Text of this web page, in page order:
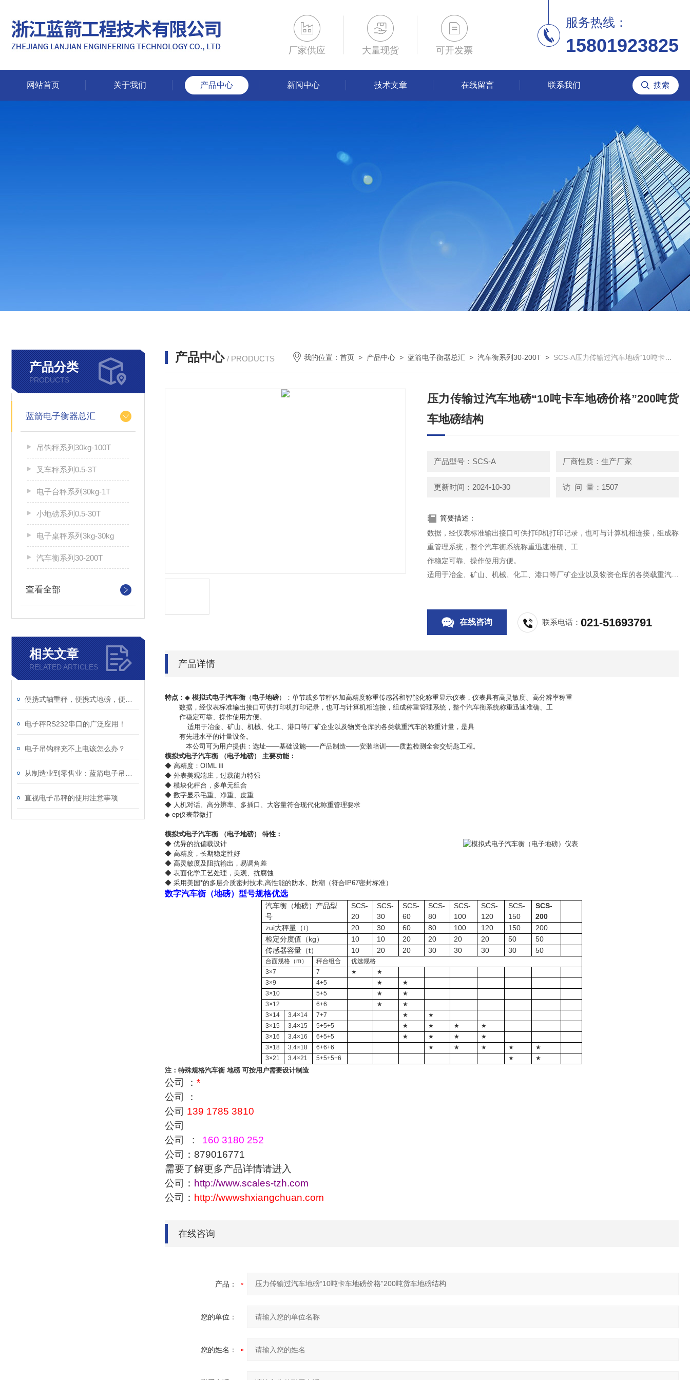
厂家供应 大量现货 可开发票
服务热线：
15801923825
网站首页 关于我们 产品中心 新闻中心 技术文章 在线留言 联系我们
产品分类
PRODUCTS
蓝箭电子衡器总汇
吊钩秤系列30kg-100T
叉车秤系列0.5-3T
电子台秤系列30kg-1T
小地磅系列0.5-30T
电子桌秤系列3kg-30kg
汽车衡系列30-200T
查看全部
相关文章
RELATED ARTICLES
电子秤RS232串口的广泛应用！
电子吊钩秤充不上电该怎么办？
直视电子吊秤的使用注意事项
产品中心 / PRODUCTS 我的位置：首页 > 产品中心 >蓝箭电子衡器总汇 >汽车衡系列30-200T > SCS-A压力传输过汽车地磅“10吨卡车地磅价格”200吨货车地磅结构
压力传输过汽车地磅“10吨卡车地磅价格”200吨货
车地磅结构
产品型号：SCS-A 厂商性质：生产厂家
更新时间：2024-10-30 访 问 量：1507
简要描述：
数据，经仪表标准输出接口可供打印机打印记录，也可与计算机相连接，组成称
重管理系统，整个汽车衡系统称重迅速准确、工
作稳定可靠、操作使用方便。
适用于冶金、矿山、机械、化工、港口等厂矿企业以及物资仓库的各类载重汽车
在线咨询 联系电话：021-51693791
产品详情
特点： ◆ 模拟式电子汽车衡 （ 电子地磅）：单节或多节秤体加高精度称重传感器和智能化称重显示仪表，仪表具有高灵敏度、高分辨率称重
数据，经仪表标准输出接口可供打印机打印记录，也可与计算机相连接，组成称重管理系统，整个汽车衡系统称重迅速准确、工
作稳定可靠、操作使用方便。
适用于冶金、矿山、机械、化工、港口等厂矿企业以及物资仓库的各类载重汽车的称重计量，是具
有先进水平的计量设备。
本公司可为用户提供：选址——基础设施——产品制造——安装培训——质监检测全套交钥匙工程。
模拟式电子汽车衡 （电子地磅） 主要功能：
◆ 高精度：OIML Ⅲ
◆ 外表美观端庄，过载能力特强
◆ 模块化秤台，多单元组合
◆ 数字显示毛重、净重、皮重
◆ 人机对话、高分辨率、多插口、大容量符合现代化称重管理要求
◆ ep仪表带微打
模拟式电子汽车衡 （电子地磅） 特性：
◆ 优异的抗偏载设计
◆ 高精度，长期稳定性好
◆ 高灵敏度及阻抗输出，易调角差
◆ 表面化学工艺处理，美观、抗腐蚀
◆ 采用美国*的多层介质密封技术,高性能的防水、防潮（符合IP67密封标准）
数字汽车衡（地磅）型号规格优选
汽车衡（地磅）产品型
号
SCS-
20
SCS-
30
SCS-
60
SCS-
80
SCS-
100
SCS-
120
SCS-
150
SCS-
200
zui大秤量（t）
20 30 60 80 100 120 150
200
检定分度值（kg）
10 10 20 20 20 20 50
50
传感器容量（t）
10 20 20 30 30 30 30 50
台面规格（m） 秤台组合
优选规格
3×7 7 ★
★
3×9 4+5 ★
★
3×10 5+5 ★
★
3×12 6+6 ★
★
3×14 3.4×14 7+7 ★
★
3×15 3.4×15 5+5+5 ★ ★ ★
★
3×16 3.4×16 6+5+5 ★ ★ ★
★
3×18 3.4×18 6+6+6 ★ ★ ★ ★
★
3×21 3.4×21 5+5+5+6 ★ ★
注：特殊规格汽车衡 地磅 可按用户需要设计制造
公司 ： *
公司 ：
公司 139 1785 3810
公司
公司 : 160 3180 252
公司：879016771
需要了解更多产品详情请进入
公司： http://www.scales-tzh.com
公司： http://wwwshxiangchuan.com
在线咨询
产品：
您的单位：
您的姓名：